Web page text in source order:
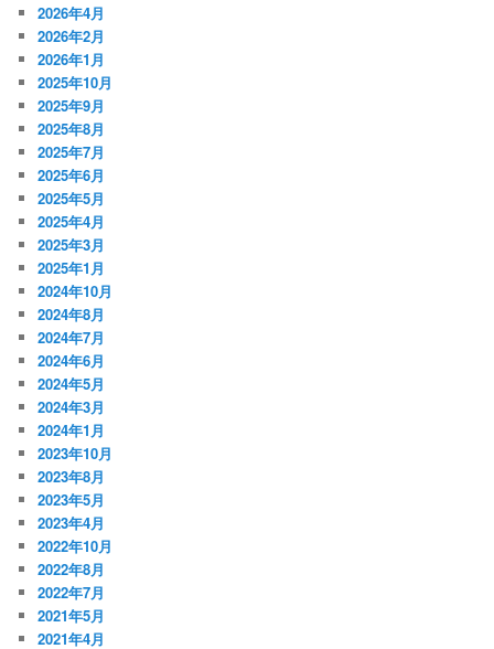
2026年4月
2026年2月
2026年1月
2025年10月
2025年9月
2025年8月
2025年7月
2025年6月
2025年5月
2025年4月
2025年3月
2025年1月
2024年10月
2024年8月
2024年7月
2024年6月
2024年5月
2024年3月
2024年1月
2023年10月
2023年8月
2023年5月
2023年4月
2022年10月
2022年8月
2022年7月
2021年5月
2021年4月